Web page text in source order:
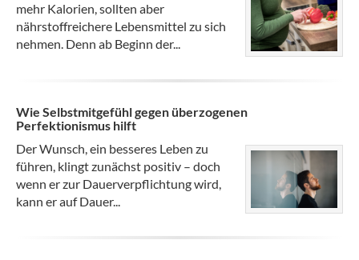
mehr Kalorien, sollten aber
nährstoffreichere Lebensmittel zu sich
nehmen. Denn ab Beginn der...
Wie Selbstmitgefühl gegen überzogenen
Perfektionismus hilft
Der Wunsch, ein besseres Leben zu
führen, klingt zunächst positiv – doch
wenn er zur Dauerverpflichtung wird,
kann er auf Dauer...